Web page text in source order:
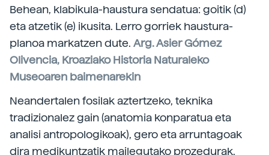
Behean, klabikula-haustura sendatua: goitik (d)
eta atzetik (e) ikusita. Lerro gorriek haustura-
planoa markatzen dute. Arg. Asier Gómez
Olivencia, Kroaziako Historia Naturaleko
Museoaren baimenarekin
Neandertalen fosilak aztertzeko, teknika
tradizionalez gain (anatomia konparatua eta
analisi antropologikoak), gero eta arruntagoak
dira medikuntzatik mailegutako prozedurak.